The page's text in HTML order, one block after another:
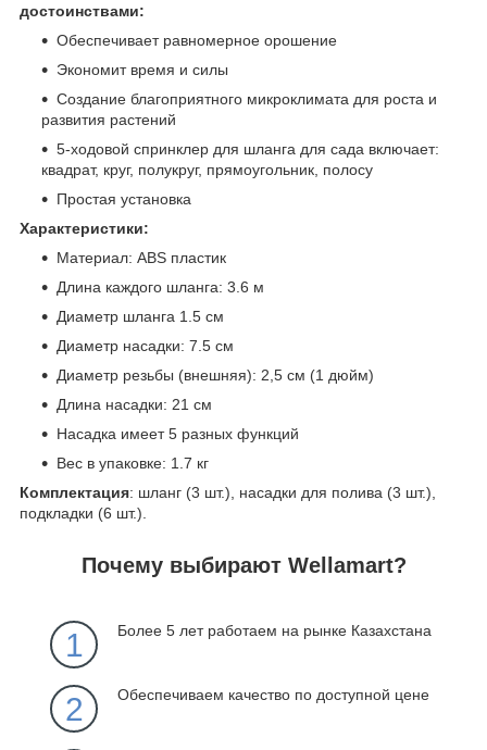
достоинствами:
Обеспечивает равномерное орошение
Экономит время и силы
Создание благоприятного микроклимата для роста и
развития растений
5-ходовой спринклер для шланга для сада включает:
квадрат, круг, полукруг, прямоугольник, полосу
Простая установка
Характеристики:
Материал: ABS пластик
Длина каждого шланга: 3.6 м
Диаметр шланга 1.5 см
Диаметр насадки: 7.5 см
Диаметр резьбы (внешняя): 2,5 см (1 дюйм)
Длина насадки: 21 см
Насадка имеет 5 разных функций
Вес в упаковке: 1.7 кг
Комплектация: шланг (3 шт.), насадки для полива (3 шт.),
подкладки (6 шт.).
Почему выбирают Wellamart?
1 Более 5 лет работаем на рынке Казахстана
2 Обеспечиваем качество по доступной цене